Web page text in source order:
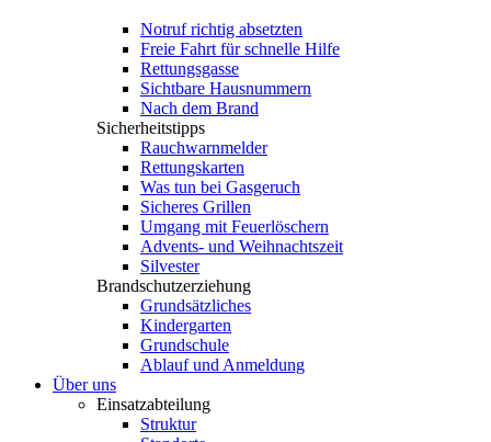
Notruf richtig absetzten
Freie Fahrt für schnelle Hilfe
Rettungsgasse
Sichtbare Hausnummern
Nach dem Brand
Sicherheitstipps
Rauchwarnmelder
Rettungskarten
Was tun bei Gasgeruch
Sicheres Grillen
Umgang mit Feuerlöschern
Advents- und Weihnachtszeit
Silvester
Brandschutzerziehung
Grundsätzliches
Kindergarten
Grundschule
Ablauf und Anmeldung
Über uns
Einsatzabteilung
Struktur